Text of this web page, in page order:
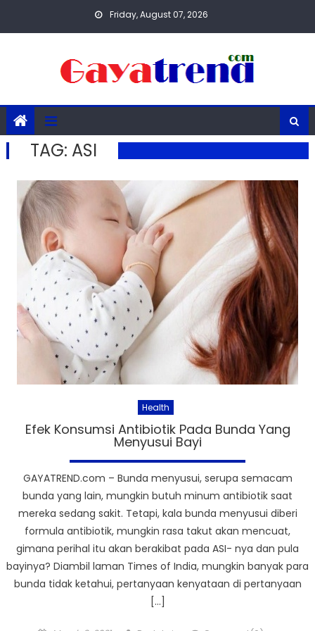
Friday, August 07, 2026
TAG: ASI
Health
Efek Konsumsi Antibiotik Pada Bunda Yang
Menyusui Bayi
GAYATREND.com – Bunda menyusui, serupa semacam
bunda yang lain, mungkin butuh minum antibiotik saat
mereka sedang sakit. Tetapi, kala bunda menyusui diberi
formula antibiotik, mungkin rasa takut akan mencuat,
gimana perihal itu akan berakibat pada ASI- nya dan pula
bayinya? Diambil laman Times of India, mungkin banyak para
bunda tidak ketahui, pertanyaan kenyataan di pertanyaan
[…]